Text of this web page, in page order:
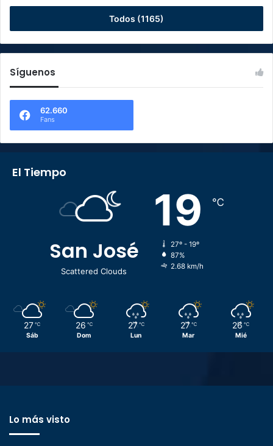
Todos (1165)
Síguenos
62.660
Fans
El Tiempo
San José
Scattered Clouds
19 ℃
27º - 19º
87%
2.68 km/h
27 ℃
Sáb
26 ℃
Dom
27 ℃
Lun
27 ℃
Mar
26 ℃
Mié
Lo más visto